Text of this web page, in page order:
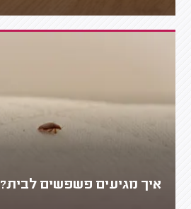
איך מגיעים פשפשים לבית?